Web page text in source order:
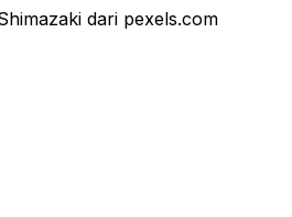
dari pexels.com